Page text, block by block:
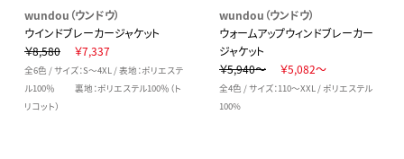
wundou（ウンドウ）
ウインドブレーカージャケット
￥8,580
￥7,337
全6色 / サイズ：S～4XL / 表地：ポリエステ
ル100％ 裏地：ポリエステル100％（ト
リコット）
wundou（ウンドウ）
ウォームアップウィンドブレーカー
ジャケット
￥5,940～
￥5,082～
全4色 / サイズ：110～XXL / ポリエステル
100%